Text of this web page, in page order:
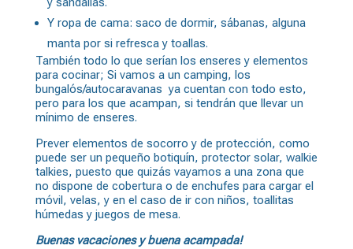
Y ropa de cama: saco de dormir, sábanas, alguna
manta por si refresca y toallas.
También todo lo que serían los enseres y elementos
para cocinar; Si vamos a un camping, los
bungalós/autocaravanas ya cuentan con todo esto,
pero para los que acampan, si tendrán que llevar un
mínimo de enseres.
Prever elementos de socorro y de protección, como
puede ser un pequeño botiquín, protector solar, walkie
talkies, puesto que quizás vayamos a una zona que
no dispone de cobertura o de enchufes para cargar el
móvil, velas, y en el caso de ir con niños, toallitas
húmedas y juegos de mesa.
Buenas vacaciones y buena acampada!